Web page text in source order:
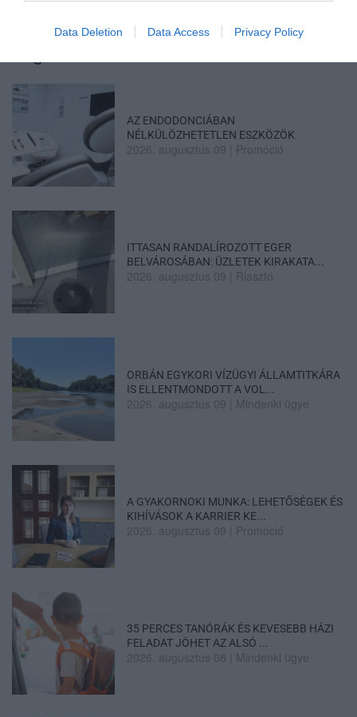
Data Deletion Data Access Privacy Policy
AZ ENDODONCIÁBAN
NÉLKÜLÖZHETETLEN ESZKÖZÖK
2026. augusztus 09 Promóció
ITTASAN RANDALÍROZOTT EGER
BELVÁROSÁBAN: ÜZLETEK KIRAKATA...
2026. augusztus 09 Riasztó
ORBÁN EGYKORI VÍZÜGYI ÁLLAMTITKÁRA
IS ELLENTMONDOTT A VOL...
2026. augusztus 09 Mindenki ügye
A GYAKORNOKI MUNKA: LEHETŐSÉGEK ÉS
KIHÍVÁSOK A KARRIER KE...
2026. augusztus 09 Promóció
35 PERCES TANÓRÁK ÉS KEVESEBB HÁZI
FELADAT JÖHET AZ ALSÓ ...
2026. augusztus 08 Mindenki ügye